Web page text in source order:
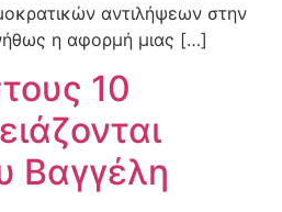
αντιλήψεων στην
η αφορμή μιας […]
10
Βαγγέλη